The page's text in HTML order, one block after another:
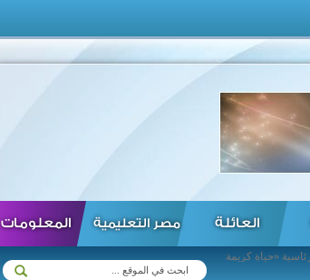
العائلة مصر التعليمية المعلومات